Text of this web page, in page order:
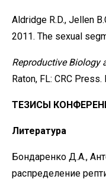
Aldridge R.D., Jellen
2011. The sexual
Reproductive Biology
Raton, FL: CRC Press.
ТЕЗИСЫ
Литература
Бондаренко Д.А.,
распределение